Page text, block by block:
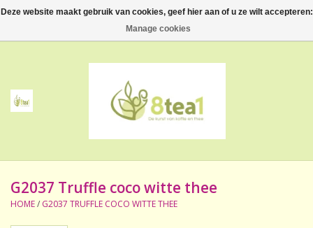
0 Artikelen - €--,--
Thee
Accessoires
NIEUW! Verpakte thee
G2037 Truffle coco witte thee
HOME/ G2037 TRUFFLE COCO WITTE THEE
Deze website maakt gebruik van cookies, geef hier aan of u ze wilt accepteren:
Manage cookies